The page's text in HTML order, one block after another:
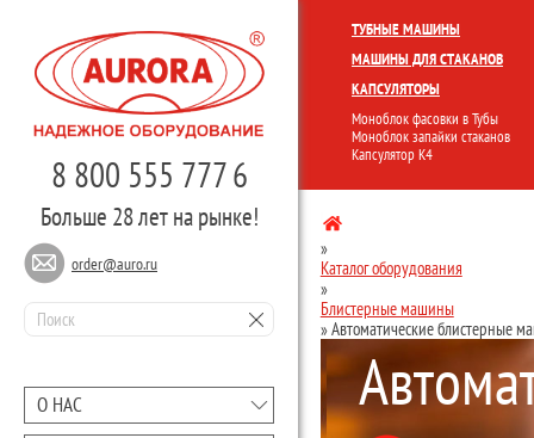
8 800 555 777 6
Больше 28 лет на рынке!
order@auro.ru
О НАС
ТУБНЫЕ МАШИНЫ
МАШИНЫ ДЛЯ СТАКАНОВ
КАПСУЛЯТОРЫ
Моноблок фасовки в Тубы
Моноблок запайки стаканов
Капсулятор К4
КОМПЛЕКСНЫЕ ЛИНИИ
»
Каталог оборудования
»
Блистерные машины
»Автоматические блистерные